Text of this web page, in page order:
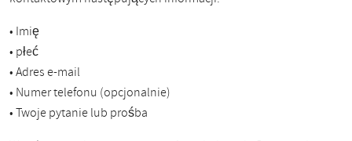
• Imię
• płeć
• Adres e-mail
• Numer telefonu (opcjonalnie)
• Twoje pytanie lub prośba